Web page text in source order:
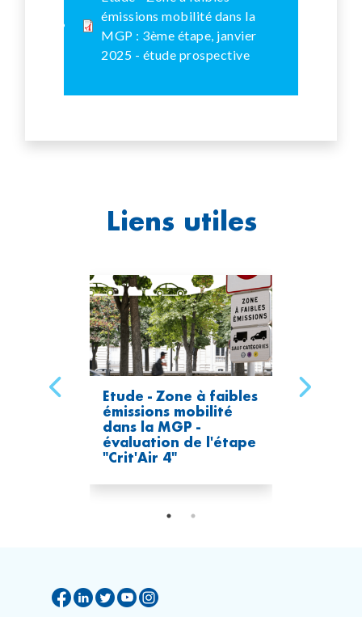
émissions mobilité dans la
MGP : 3ème étape, janvier
2025 - étude prospective
Liens utiles
Etude - Zone à faibles
émissions mobilité
dans la MGP -
évaluation de l'étape
"Crit'Air 4"